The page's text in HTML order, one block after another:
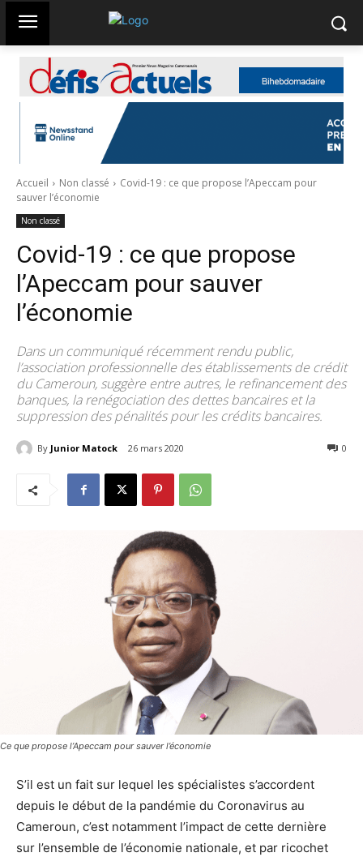
Accueil Non classé
Covid-19 : ce que propose l’Apeccam pour
sauver l’économie
Non classé
Covid-19 : ce que propose
l’Apeccam pour sauver
l’économie
Dans un communiqué récemment rendu public,
l’association professionnelle des établissements de crédit
du Cameroun, suggère entre autres, le refinancement des
banques, la renégociation des dettes bancaires et la
suppression des pénalités pour les crédits bancaires.
By Junior Matock 26 mars 2020 0
Ce que propose l’Apeccam pour sauver l’économie
S’il est un fait sur lequel les spécialistes s’accordent
depuis le début de la pandémie du Coronavirus au
Cameroun, c’est notamment l’impact de cette dernière
sur l’ensemble de l’économie nationale, et par ricochet